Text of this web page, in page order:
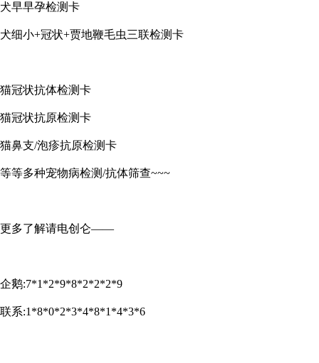
犬早早孕检测卡
犬细小+冠状+贾地鞭毛虫三联检测卡
猫冠状抗体检测卡
猫冠状抗原检测卡
猫鼻支/泡疹抗原检测卡
等等多种宠物病检测/抗体筛查~~~
更多了解请电创仑——
企鹅:7*1*2*9*8*2*2*2*9
联系:1*8*0*2*3*4*8*1*4*3*6